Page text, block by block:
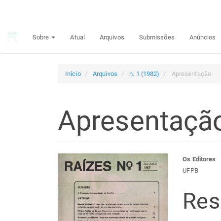
principal
Sobre Atual Arquivos Submissões Anúncios
Início Arquivos n. 1 (1982) Apresentação
Barra
lateral
de
do
Os Editores
UFPB